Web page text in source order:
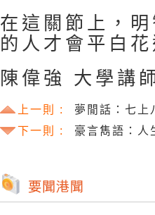
在這關節上，
的人才會平白花
陳偉強 大學講
上一則 :
夢閒話：七上
下一則 :
豪言雋語：人